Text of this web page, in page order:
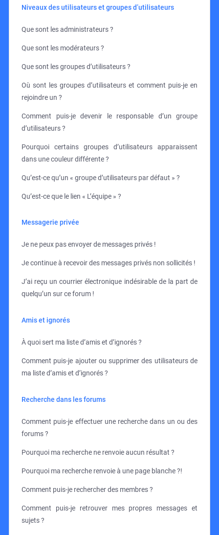
Niveaux des utilisateurs et groupes d’utilisateurs
Que sont les administrateurs ?
Que sont les modérateurs ?
Que sont les groupes d’utilisateurs ?
Où sont les groupes d’utilisateurs et comment puis-je en
rejoindre un ?
Comment puis-je devenir le responsable d’un groupe
d’utilisateurs ?
Pourquoi certains groupes d’utilisateurs apparaissent
dans une couleur différente ?
Qu’est-ce qu’un « groupe d’utilisateurs par défaut » ?
Qu’est-ce que le lien « L’équipe » ?
Messagerie privée
Je ne peux pas envoyer de messages privés !
Je continue à recevoir des messages privés non sollicités !
J’ai reçu un courrier électronique indésirable de la part de
quelqu’un sur ce forum !
Amis et ignorés
À quoi sert ma liste d’amis et d’ignorés ?
Comment puis-je ajouter ou supprimer des utilisateurs de
ma liste d’amis et d’ignorés ?
Recherche dans les forums
Comment puis-je effectuer une recherche dans un ou des
forums ?
Pourquoi ma recherche ne renvoie aucun résultat ?
Pourquoi ma recherche renvoie à une page blanche ?!
Comment puis-je rechercher des membres ?
Comment puis-je retrouver mes propres messages et
sujets ?